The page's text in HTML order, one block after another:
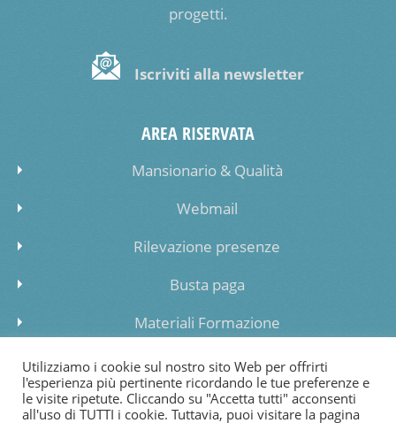
progetti.
Iscriviti alla newsletter
AREA RISERVATA
Mansionario & Qualità
Webmail
Rilevazione presenze
Busta paga
Materiali Formazione
Inserimento dati lista di attesa
Utilizziamo i cookie sul nostro sito Web per offrirti
l'esperienza più pertinente ricordando le tue preferenze e
le visite ripetute. Cliccando su "Accetta tutti" acconsenti
all'uso di TUTTI i cookie. Tuttavia, puoi visitare la pagina